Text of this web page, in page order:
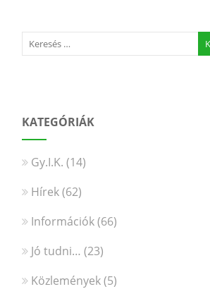
KATEGÓRIÁK
Gy.I.K. (14)
Hírek(62)
Információk(66)
Jó tudni… (23)
Közlemények(5)